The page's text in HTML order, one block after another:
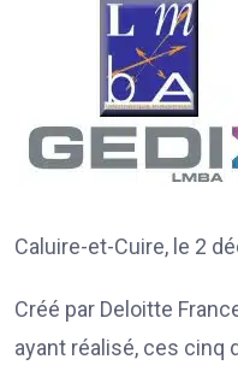
Caluire-et-Cuire, le 2
Créé par Deloitte
ayant réalisé, ces cinq